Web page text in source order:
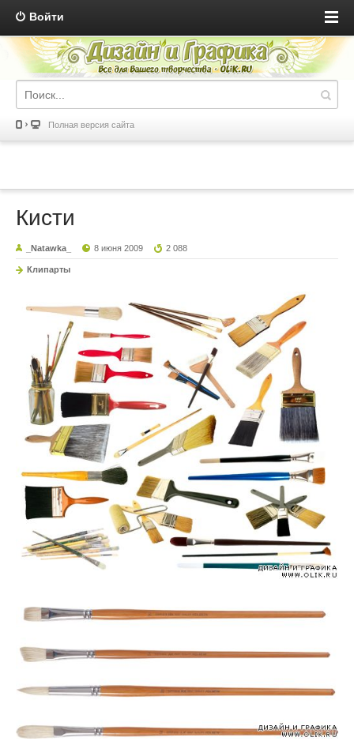
Войти
Полная версия сайта
Кисти
_Natawka_ 8 июня 2009 2 088
Клипарты